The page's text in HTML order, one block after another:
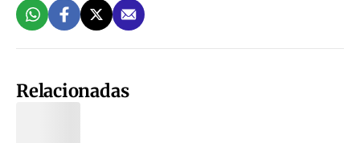
Relacionadas